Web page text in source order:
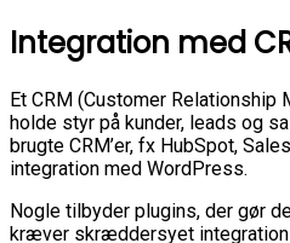
Integration med
Et CRM (Customer Relationship
holde styr på kunder, leads og
brugte CRM’er, fx HubSpot,
integration med WordPress.
Nogle tilbyder plugins, der gør
kræver skræddersyet